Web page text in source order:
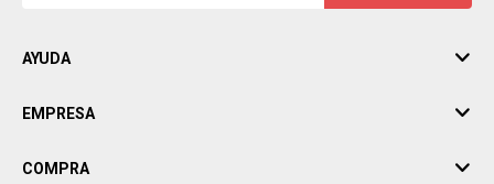
AYUDA
EMPRESA
COMPRA